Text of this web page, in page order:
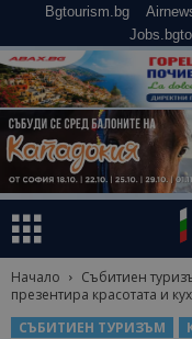
Bgtourism.bg
Начало Събитиен
презентира красотата и
СЪБИТИЕН ТУРИЗЪМ